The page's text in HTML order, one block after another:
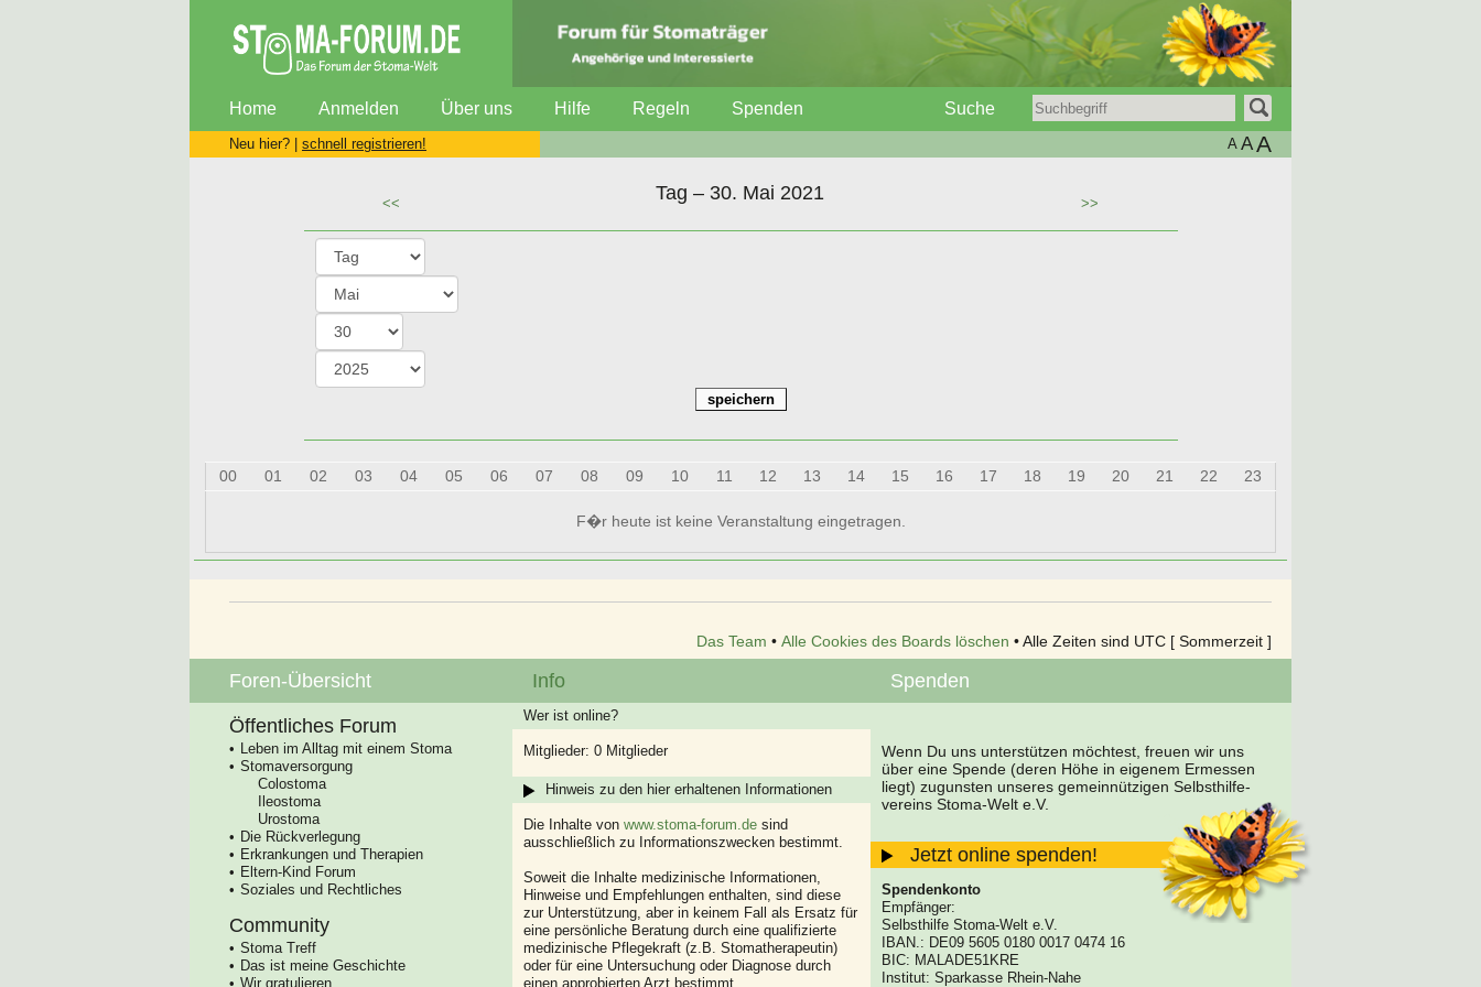
Home Anmelden Über uns Hilfe Regeln Spenden Suche
Neu hier? | schnell registrieren! A AA
<< Tag – 30. Mai 2021 >>
00 01 02 03 04 05 06 07 08 09 10 11 12 13 14 15 16 17 18 19 20 21 22 23
F�r heute ist keine Veranstaltung eingetragen.
Das Team • Alle Cookies des Boards löschen • Alle Zeiten sind UTC [ Sommerzeit ]
Foren-Übersicht
Öffentliches Forum
Leben im Alltag mit einem Stoma
Stomaversorgung
Colostoma
Ileostoma
Urostoma
Die Rückverlegung
Erkrankungen und Therapien
Eltern-Kind Forum
Soziales und Rechtliches
Community
Stoma Treff
Das ist meine Geschichte
Wir gratulieren
Info
Wer ist online?
Mitglieder: 0 Mitglieder
Hinweis zu den hier erhaltenen Informationen
Die Inhalte von www.stoma-forum.de sind
ausschließlich zu Informationszwecken bestimmt.
Soweit die Inhalte medizinische Informationen,
Hinweise und Empfehlungen enthalten, sind diese
zur Unterstützung, aber in keinem Fall als Ersatz für
eine persönliche Beratung durch eine qualifizierte
medizinische Pflegekraft (z.B. Stomatherapeutin)
oder für eine Untersuchung oder Diagnose durch
einen approbierten Arzt bestimmt.
Spenden
Wenn Du uns unterstützen möchtest, freuen wir uns
über eine Spende (deren Höhe in eigenem Ermessen
liegt) zugunsten unseres gemeinnützigen Selbsthilfe-
vereins Stoma-Welt e.V.
Jetzt online spenden!
Spendenkonto
Empfänger:
Selbsthilfe Stoma-Welt e.V.
IBAN.: DE09 5605 0180 0017 0474 16
BIC: MALADE51KRE
Institut: Sparkasse Rhein-Nahe